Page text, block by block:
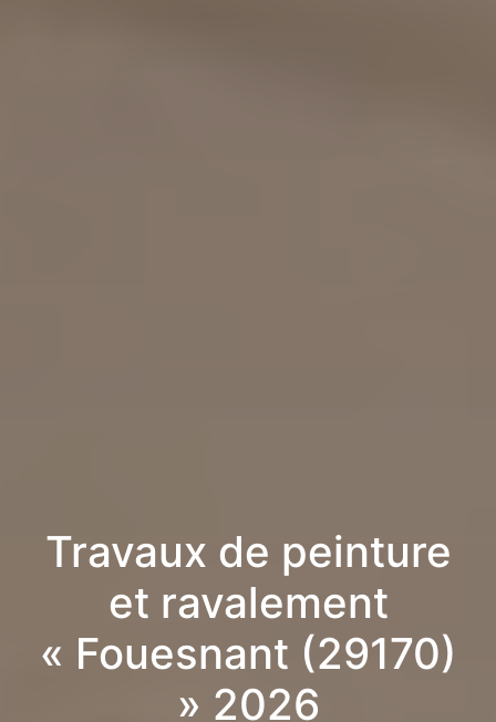
Travaux de peinture
et ravalement
« Fouesnant (29170)
» 2026